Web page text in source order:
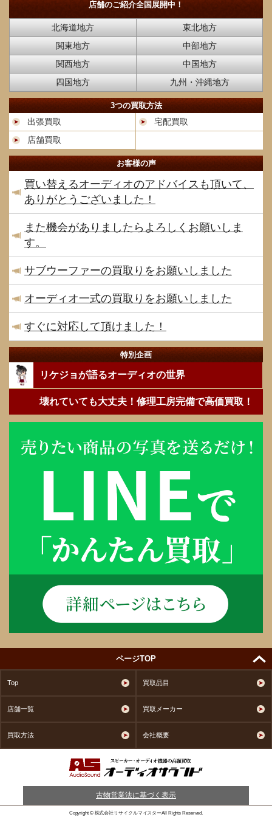
店舗のご紹介全国展開中！
北海道地方
東北地方
関東地方
中部地方
関西地方
中国地方
四国地方
九州・沖縄地方
3つの買取方法
出張買取
宅配買取
店舗買取
お客様の声
買い替えるオーディオのアドバイスも頂いて、
ありがとうございました！
また機会がありましたらよろしくお願いしま
す。
サブウーファーの買取りをお願いしました
オーディオ一式の買取りをお願いしました
すぐに対応して頂けました！
特別企画
リケジョが語るオーディオの世界
壊れていても大丈夫！修理工房完備で高価買取！
ページTOP
Top 買取品目
店舗一覧 買取メーカー
買取方法 会社概要
古物営業法に基づく表示
Copyright © 株式会社リサイクルマイスターAll Rights Reserved.